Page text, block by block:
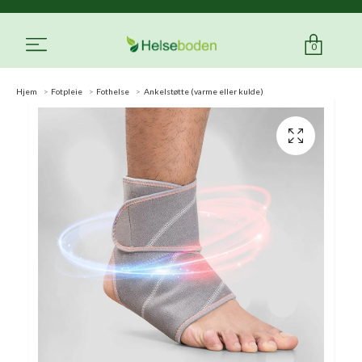
0
Hjem Fotpleie Fothelse Ankelstøtte (varme eller kulde)